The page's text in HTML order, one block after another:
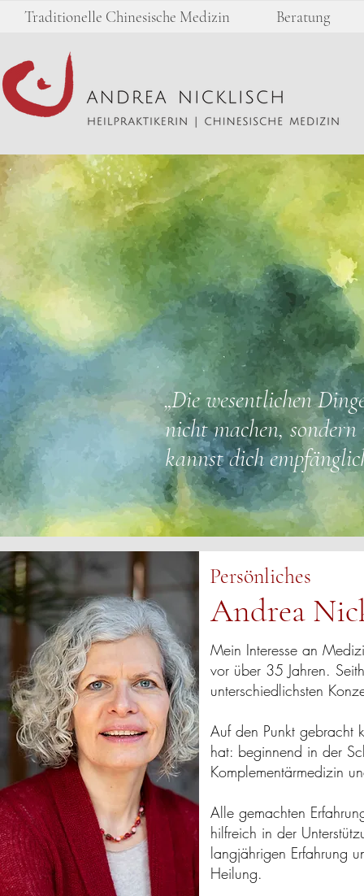
Traditionelle Chinesische Medizin Beratung
„Die wesentlichen
nicht machen,
kannst dich
Persönliches
Andrea
Mein Interesse an
vor über 35 Jahren.
unterschiedlichsten
Auf den Punkt gebracht
hat: beginnend in der
Komplementärmedizin
Alle gemachten
hilfreich in der
langjährigen Erfahrung
Heilung.